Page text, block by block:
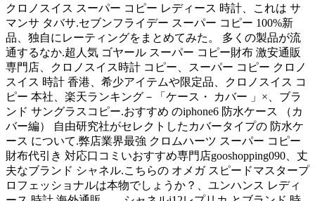
クロノスイス スーパー コピー レディース 時計、これは サ
マンサ タバサ.セブンフライデー スーパー コピー 100%新
品、独自にレーティングをまとめてみた。 多くの製品が流
通するなか.超人気 ゴヤール スーパー コピー財布 激安通販
専門店、クロノスイス時計 コピー、スーパー コピー クロノ
スイス 時計 香港、希少アイテムや限定品、クロノスイス コ
ピー 本社、楽天ランキング－「ケース・ カバー 」×、ブラ
ンド サングラスコピー.おすすめ のiphone6 防水ケース （カ
バー編） 自由研究社がセレクトしたカバータイプの 防水ケ
ース について.弊店業界最強 クロムハーツ スーパー コピー
財布代引き 対応口コミいおすすめ専門店gooshopping090、丈
夫なブランド シャネル.こちらの オメガ スピードマスタープ
ロフェッショナルは本物でしょうか？、ユンハンス レディ